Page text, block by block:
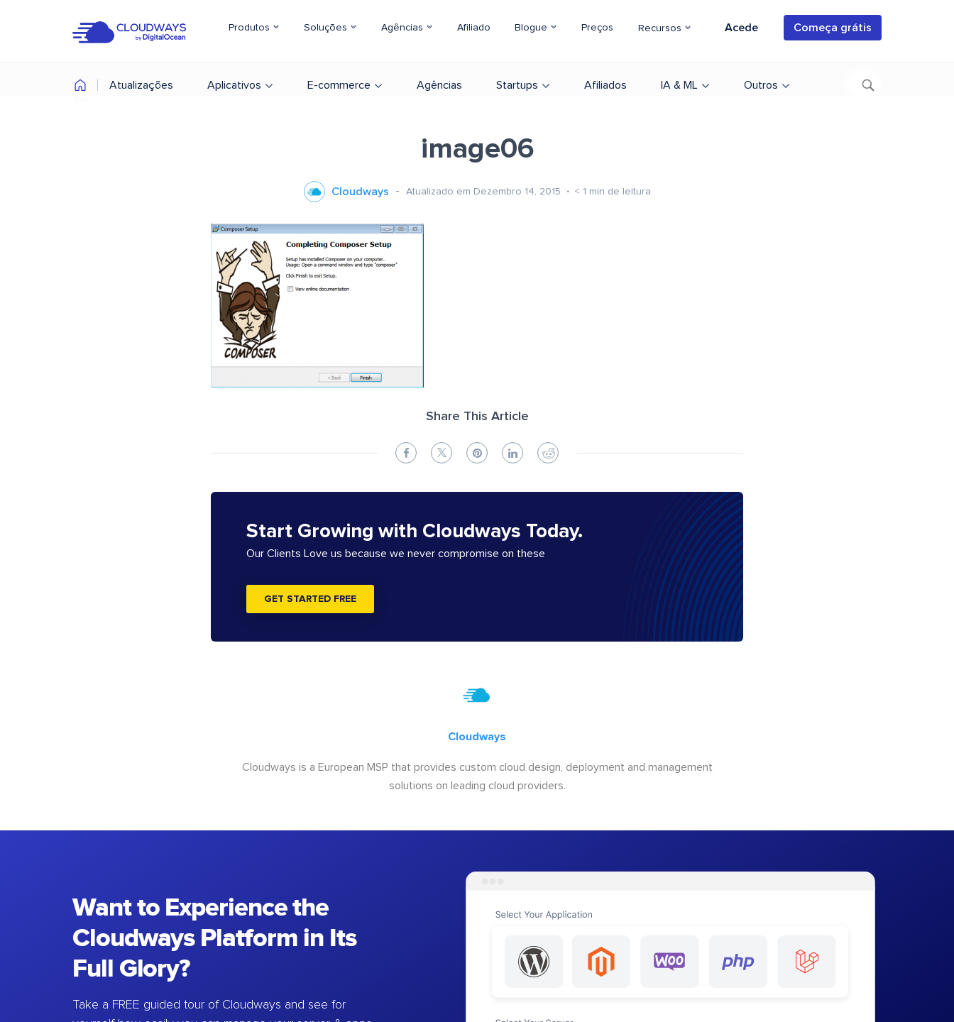
Produtos Soluções Agências Afiliado Blogue Preços Recursos Acede Começa grátis
Atualizações Aplicativos E-commerce Agências Startups Afiliados IA & ML Outros
image06
Cloudways Atualizado em Dezembro 14, 2015 < 1 min de leitura
Share This Article
Start Growing with Cloudways Today.
Our Clients Love us because we never compromise on these
GET STARTED FREE
Cloudways
Cloudways is a European MSP that provides custom cloud design, deployment and management
solutions on leading cloud providers.
Want to Experience the
Cloudways Platform in Its
Full Glory?
Take a FREE guided tour of Cloudways and see for